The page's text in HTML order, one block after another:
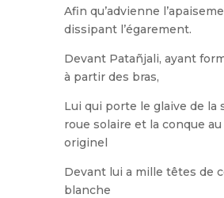
Afin qu’advienne
dissipant l’égarement.
Devant Patañjali, ayant
à partir des bras,
Lui qui porte le glaive de la
roue solaire et la conque
originel
Devant lui a mille têtes de
blanche